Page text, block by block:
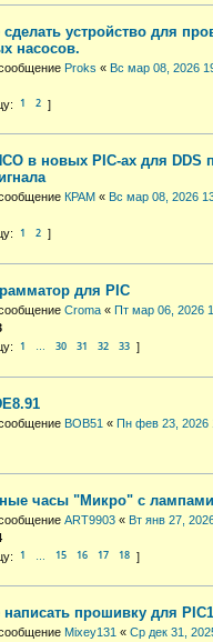
сделать устройство для
насосов.
Proks « Вс мар 08, 2026
1 2
в новых PIC-ах для DDS
КРАМ « Вс мар 08, 2026
1 2
для PIC
Croma « Пт мар 06, 2026
1 … 30 31 32 33
BOB51 « Пн фев 23, 2026
часы "Микро" с
ART9903 « Вт янв 27,
1 15 16 17 18
написать прошивку для
Mixey131 « Ср дек 31,